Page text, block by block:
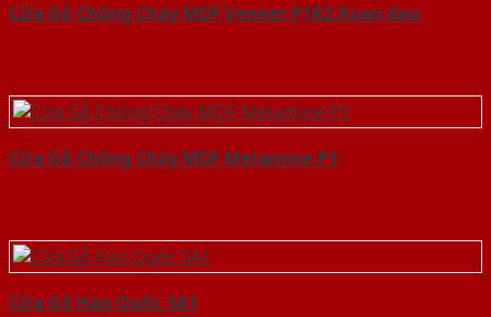
Cửa Gỗ Chống Cháy MDF Veneer P1R2 Xoan dao
Cửa Gỗ Chống Cháy MDF Melamine P1
Cửa Gỗ Hàn Quốc 3A1